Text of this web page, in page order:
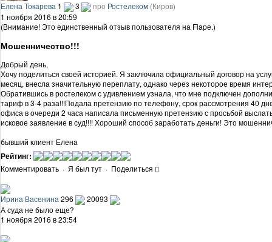
Елена Токарева 1 3 про Ростелеком (Киров)
1 ноября 2016 в 20:59
(Внимание! Это единственный отзыв пользователя на Flapе.)
Мошенничество!!!
Добрый день,
Хочу поделиться своей историей. Я заключила официальный договор на
месяц, внесла значительную переплату, однако через некоторое время
Обратившись в ростелеком с удивлением узнала, что мне подключен
тариф в 3-4 раза!!!Подала претензию по телефону, срок рассмотрения 40
офиса в очереди 2 часа написала письменную претензию с просьбой
исковое заявление в суд!!!! Хороший способ заработать деньги! Это
бывший клиент Елена
Рейтинг:
Комментировать · Я был тут · Поделиться
Ирина Васенина 296
20093
А суда не было еще?
1 ноября 2016 в 23:54